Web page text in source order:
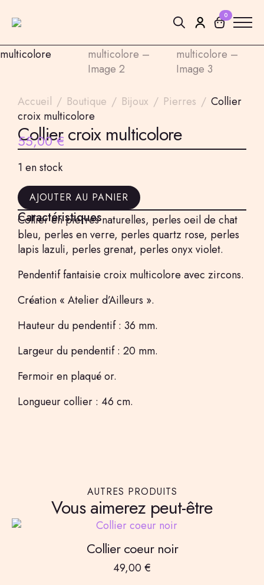
Search
for:
0
Accueil Boutique Bijoux Pierres
Collier
croix multicolore
Collier croix multicolore
55,00€
1 en stock
AJOUTER AU PANIER
Caractéristiques
Collier en pierres naturelles, perles oeil de chat
bleu, perles en verre, perles quartz rose, perles
lapis lazuli, perles grenat, perles onyx violet.
Pendentif fantaisie croix multicolore avec zircons.
Création « Atelier d’Ailleurs ».
Hauteur du pendentif : 36 mm.
Largeur du pendentif : 20 mm.
Fermoir en plaqué or.
Longueur collier : 46 cm.
AUTRES PRODUITS
Vous aimerez peut-être
Collier coeur noir
49,00 €